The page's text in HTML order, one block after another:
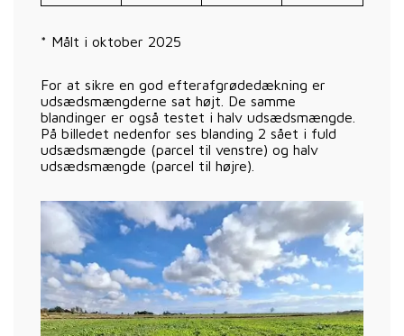
* Målt i oktober 2025
For at sikre en god efterafgrødedækning er
udsædsmængderne sat højt. De samme
blandinger er også testet i halv udsædsmængde.
På billedet nedenfor ses blanding 2 sået i fuld
udsædsmængde (parcel til venstre) og halv
udsædsmængde (parcel til højre).